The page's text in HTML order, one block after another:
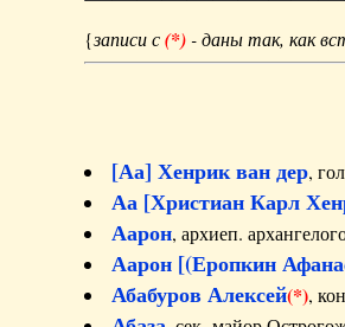
{записи с(*)- даны так, как
[Аа] Хенрик ван дер,
Аа [Христиан Карл
Аарон, архиеп.
Аарон [(Еропкин
Абабуров Алексей(*),